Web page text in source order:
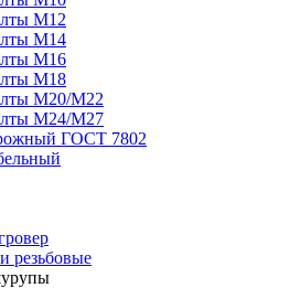
М12
М14
М16
М18
М20/M22
М24/М27
ГОСТ 7802
резьбовые